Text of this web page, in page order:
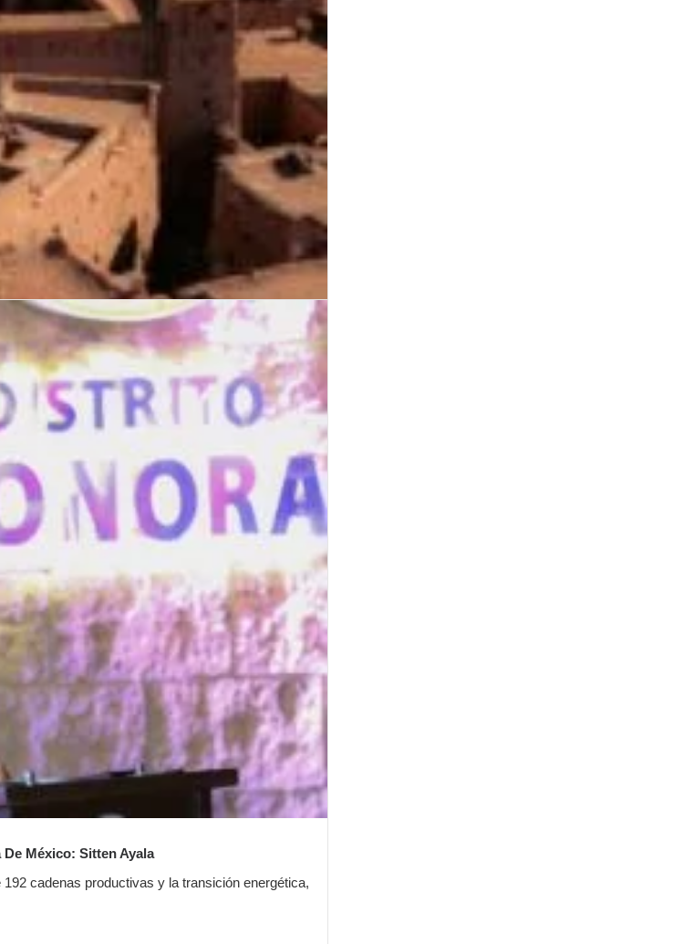
una transformación sin precedentes,
en una de las regiones con mayor radiación
en México, la adopción de normativas
Design) ya no es simplemente una...
México: Sitten Ayala
cadenas productivas y la transición energética,